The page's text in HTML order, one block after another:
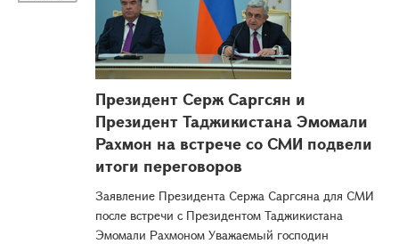
Президент Серж Саргсян и
Президент Таджикистана Эмомали
Рахмон на встрече со СМИ подвели
итоги переговоров
Заявление Президента Сержа Саргсяна для СМИ
после встречи с Президентом Таджикистана
Эмомали Рахмоном Уважаемый господин